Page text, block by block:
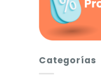
Categorías